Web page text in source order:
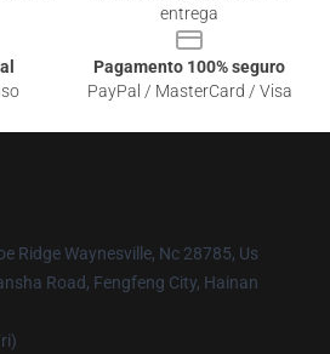
entrega
Pagamento 100% seguro
PayPal / MasterCard / Visa
Ridge Waynesville, Nc 28785, Us
Road, Fengfeng City, Hainan